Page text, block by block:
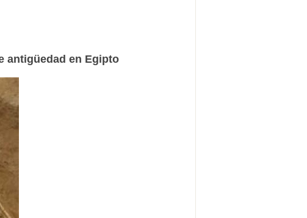
antigüedad en Egipto